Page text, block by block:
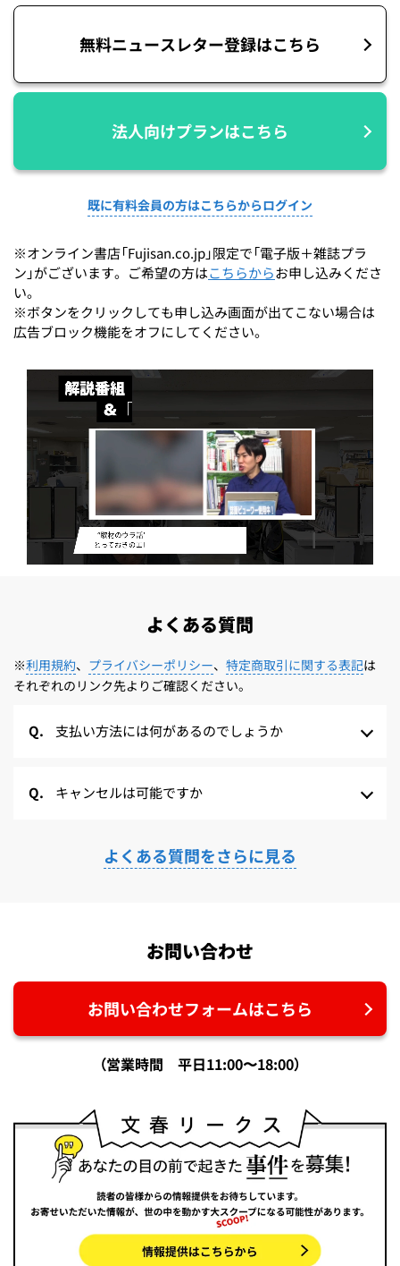
無料ニュースレター登録はこちら
法人向けプランはこちら
既に有料会員の方はこちらからログイン
※オンライン書店「Fujisan.co.jp」限定で「電子版＋雑誌プラ
ン」がございます。ご希望の方はこちらからお申し込みくださ
い。
※ボタンをクリックしても申し込み画面が出てこない場合は
広告ブロック機能をオフにしてください。
よくある質問
※利用規約、 プライバシーポリシー、 特定商取引に関する表記は
それぞれのリンク先よりご確認ください。
支払い方法には何があるのでしょうか
キャンセルは可能ですか
よくある質問をさらに見る
お問い合わせ
お問い合わせフォームはこちら
（営業時間 平日11:00〜18:00）